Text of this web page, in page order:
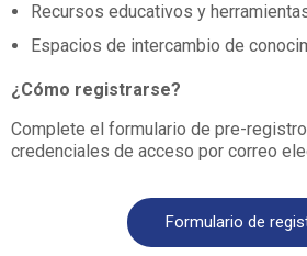
Recursos educativos y
Espacios de intercambio de
¿Cómo registrarse?
Complete el formulario de pre-
credenciales de acceso por correo
Formulario de